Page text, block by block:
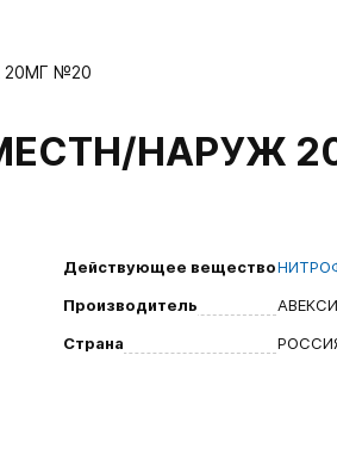
20МГ №20
НАРУЖ
Действующее вещество
Производитель
Страна